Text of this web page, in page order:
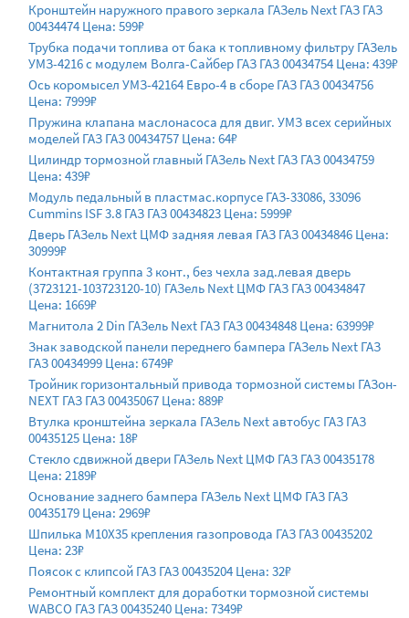
Кронштейн наружного правого зеркала ГАЗель Next ГАЗ ГАЗ
00434474 Цена: 599₽
Трубка подачи топлива от бака к топливному фильтру ГАЗель
УМЗ-4216 с модулем Волга-Сайбер ГАЗ ГАЗ 00434754 Цена: 439₽
Ось коромысел УМЗ-42164 Евро-4 в сборе ГАЗ ГАЗ 00434756
Цена: 7999₽
Пружина клапана маслонасоса для двиг. УМЗ всех серийных
моделей ГАЗ ГАЗ 00434757 Цена: 64₽
Цилиндр тормозной главный ГАЗель Next ГАЗ ГАЗ 00434759
Цена: 439₽
Модуль педальный в пластмас.корпусе ГАЗ-33086, 33096
Cummins ISF 3.8 ГАЗ ГАЗ 00434823 Цена: 5999₽
Дверь ГАЗель Next ЦМФ задняя левая ГАЗ ГАЗ 00434846 Цена:
30999₽
Контактная группа 3 конт., без чехла зад.левая дверь
(3723121-103723120-10) ГАЗель Next ЦМФ ГАЗ ГАЗ 00434847
Цена: 1669₽
Магнитола 2 Din ГАЗель Next ГАЗ ГАЗ 00434848 Цена: 63999₽
Знак заводской панели переднего бампера ГАЗель Next ГАЗ
ГАЗ 00434999 Цена: 6749₽
Тройник горизонтальный привода тормозной системы ГАЗон-
NEXT ГАЗ ГАЗ 00435067 Цена: 889₽
Втулка кронштейна зеркала ГАЗель Next автобус ГАЗ ГАЗ
00435125 Цена: 18₽
Стекло сдвижной двери ГАЗель Next ЦМФ ГАЗ ГАЗ 00435178
Цена: 2189₽
Основание заднего бампера ГАЗель Next ЦМФ ГАЗ ГАЗ
00435179 Цена: 2969₽
Шпилька М10Х35 крепления газопровода ГАЗ ГАЗ 00435202
Цена: 23₽
Поясок с клипсой ГАЗ ГАЗ 00435204 Цена: 32₽
Ремонтный комплект для доработки тормозной системы
WABCO ГАЗ ГАЗ 00435240 Цена: 7349₽